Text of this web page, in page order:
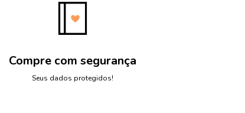
Compre com segurança
Seus dados protegidos!